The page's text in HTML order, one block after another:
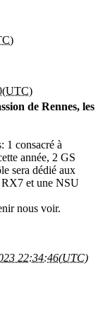
de Rennes, les
1 consacré à
année, 2 GS
sera dédié aux
RX7 et une NSU
nous voir.
22:34:46(UTC)